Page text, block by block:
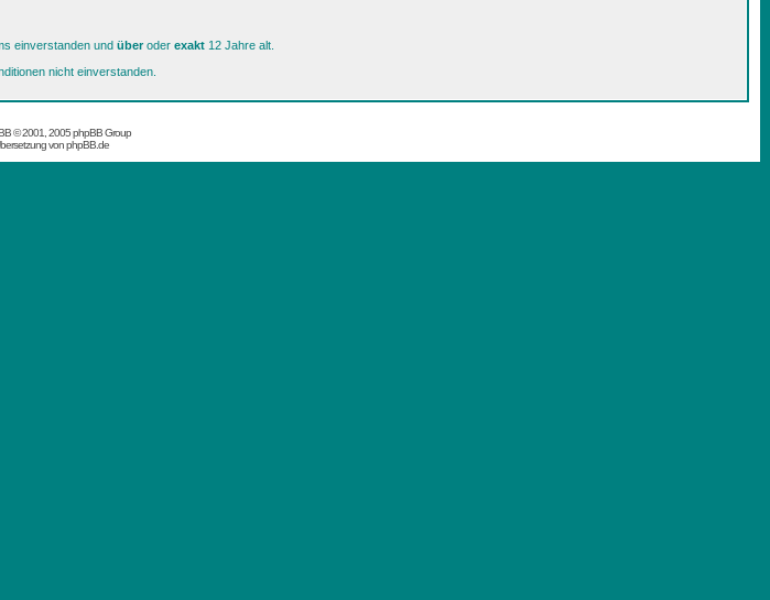
einverstanden und überoder exakt 12 Jahre alt.
nicht einverstanden.
© 2001, 2005 phpBB Group
vonphpBB.de